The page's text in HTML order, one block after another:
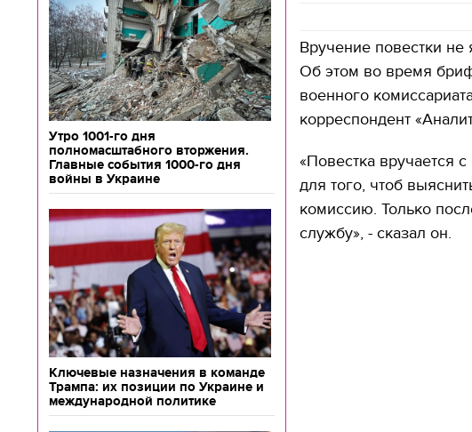
Утро 1001-го дня
полномасштабного вторжения.
Главные события 1000-го дня
войны в Украине
Ключевые назначения в команде
Трампа: их позиции по Украине и
международной политике
Вручение повестки
Об этом во время
военного
корреспондент
«Повестка вручается
для того, чтоб
комиссию. Только
службу», - сказал он.